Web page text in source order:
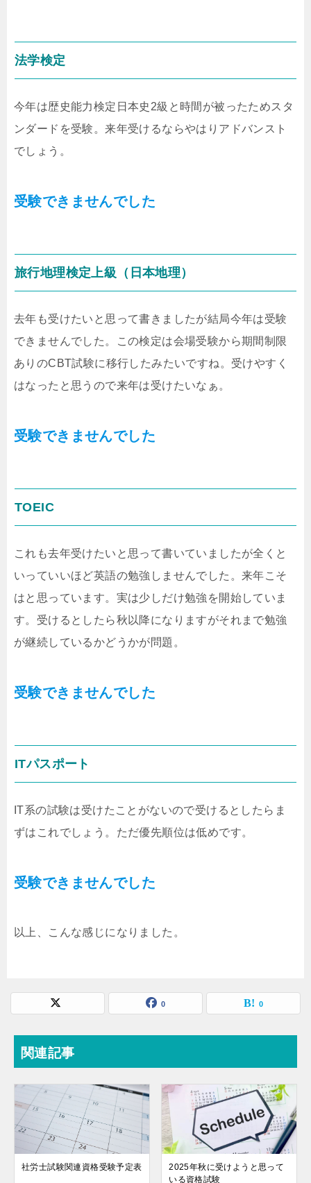
法学検定
今年は歴史能力検定日本史2級と時間が被ったためスタ
ンダードを受験。来年受けるならやはりアドバンスト
でしょう。
受験できませんでした
旅行地理検定上級（日本地理）
去年も受けたいと思って書きましたが結局今年は受験
できませんでした。この検定は会場受験から期間制限
ありのCBT試験に移行したみたいですね。受けやすく
はなったと思うので来年は受けたいなぁ。
受験できませんでした
TOEIC
これも去年受けたいと思って書いていましたが全くと
いっていいほど英語の勉強しませんでした。来年こそ
はと思っています。実は少しだけ勉強を開始していま
す。受けるとしたら秋以降になりますがそれまで勉強
が継続しているかどうかが問題。
受験できませんでした
ITパスポート
IT系の試験は受けたことがないので受けるとしたらま
ずはこれでしょう。ただ優先順位は低めです。
受験できませんでした
以上、こんな感じになりました。
0 0
関連記事
社労士試験関連資格受験予定表
2025年秋に受けようと思って
いる資格試験